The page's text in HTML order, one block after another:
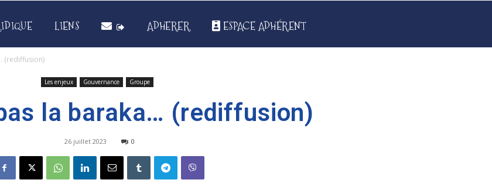
LIENS ADHERER ESPACE ADHÉRENT
(rediffusion)
Les enjeux Gouvernance Groupe
la baraka… (rediffusion)
26 juillet 2023 0